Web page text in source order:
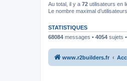
Au total, il y a 72 utilisateurs en
Le nombre maximal
STATISTIQUES
68084 messages • 4054 sujets •
www.r2builders.fr